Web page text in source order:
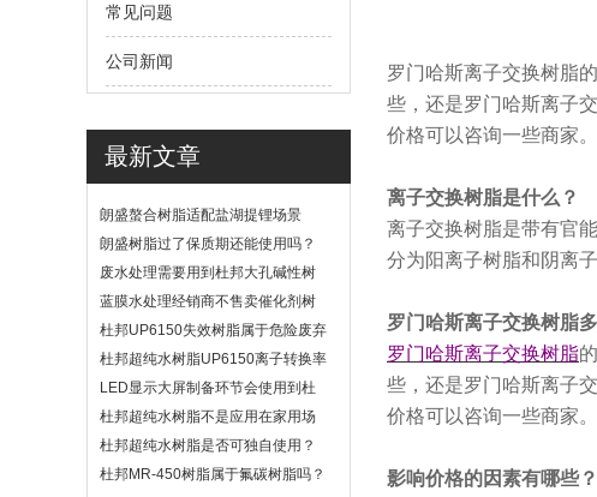
常见问题
公司新闻
最新文章
朗盛螯合树脂适配盐湖提锂场景
吗？
朗盛树脂过了保质期还能使用吗？
废水处理需要用到杜邦大孔碱性树
脂？
蓝膜水处理经销商不售卖催化剂树
脂
杜邦UP6150失效树脂属于危险废弃
物吗？
杜邦超纯水树脂UP6150离子转换率
高吗？
LED显示大屏制备环节会使用到杜
邦UP6040树脂吗？
杜邦超纯水树脂不是应用在家用场
景
杜邦超纯水树脂是否可独自使用？
杜邦MR-450树脂属于氟碳树脂吗？
罗门哈斯离子交换树脂
些，还是罗门哈斯离子
价格可以咨询一些商家。
离子交换树脂是什么？
离子交换树脂是带有官
分为阳离子树脂和阴离
罗门哈斯离子交换树脂
罗门哈斯离子交换树脂
些，还是罗门哈斯离子
价格可以咨询一些商家。
影响价格的因素有哪些？